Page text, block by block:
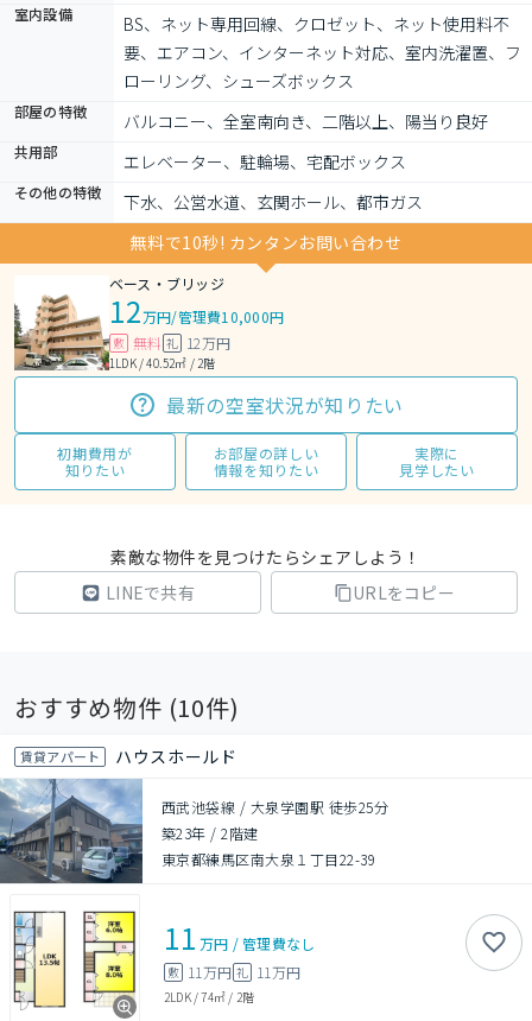
室内設備
BS、ネット専用回線、クロゼット、ネット使用料不
要、エアコン、インターネット対応、室内洗濯置、フ
ローリング、シューズボックス
部屋の特徴 バルコニー、全室南向き、二階以上、陽当り良好
共用部 エレベーター、駐輪場、宅配ボックス
その他の特徴
下水、公営水道、玄関ホール、都市ガス
無料で10秒! カンタンお問い合わせ
ベース・ブリッジ
12万円/管理費10,000円
敷 無料 礼 12万円
1LDK / 40.52㎡ / 2階
最新の空室状況が知りたい
初期費用が
知りたい
お部屋の詳しい
情報を知りたい
実際に
見学したい
素敵な物件を見つけたらシェアしよう！
LINEで共有
URLをコピー
おすすめ物件 (10件)
賃貸アパート ハウスホールド
西武池袋線 / 大泉学園駅 徒歩25分
築23年 /2階建
東京都練馬区南大泉１丁目22-39
11 万円 /管理費なし
敷 11万円 礼 11万円
2LDK/74㎡ / 2階